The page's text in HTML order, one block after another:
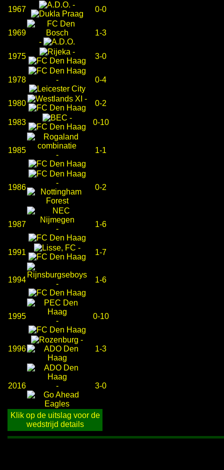
1967
-
0-0
1969
-
1-3
1975
-
3-0
1978 - 0-4
1980
-
0-2
1983
-
0-10
1985
-
1-1
1986
-
0-2
1987
-
1-6
1991
-
1-7
1994 - 1-6
1995
-
0-10
1996
-
1-3
2016 - 3-0
Klik op de uitslag voor de
wedstrijd details